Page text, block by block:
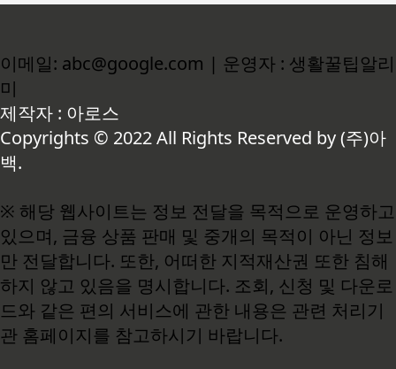
이메일: abc@google.com | 운영자 : 생활꿀팁알리
미
제작자 : 아로스
Copyrights © 2022 All Rights Reserved by (주)아
백.
※ 해당 웹사이트는 정보 전달을 목적으로 운영하고
있으며, 금융 상품 판매 및 중개의 목적이 아닌 정보
만 전달합니다. 또한, 어떠한 지적재산권 또한 침해
하지 않고 있음을 명시합니다. 조회, 신청 및 다운로
드와 같은 편의 서비스에 관한 내용은 관련 처리기
관 홈페이지를 참고하시기 바랍니다.